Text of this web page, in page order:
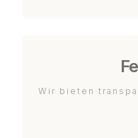
Wir bieten